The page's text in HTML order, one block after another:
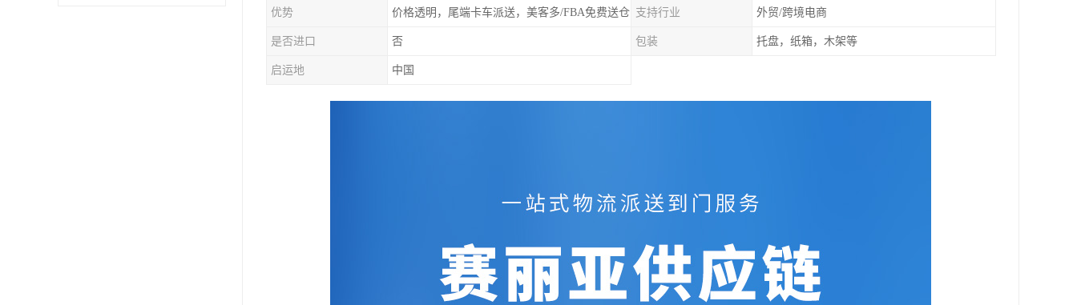
优势 价格透明，尾端卡车派送，美客多/FBA免费送仓 支持行业 外贸/跨境电商
是否进口 否 包装 托盘，纸箱，木架等
启运地 中国